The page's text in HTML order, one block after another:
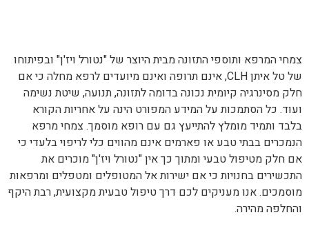
צמחי המרפא ותוספי התזונה מבית היוצר של "נטורל ויז'ן" ובפיתוחו
של טל איתן CLH, אינם תרופה ואינם מיועדים לרפא מחלה כי אם
חלק מסינרגיה קיומית נכונה בדומה לתזונה, תנועה, שיטת נשימה
ועוד. כל הסתמכות על המידע המפורט הינה על אחריות הקורא
בלבד ותמיד מומלץ להתייעץ גם עם רופא מוסמך. צמחי מרפא
הנמכרים בבתי טבע או פארמים אינם מהווים כלי לריפוי בלעדי כי
אם חלק מטיפול טבעי ומתוך כך אין "נטורל ויז'ן" מוכרים את
התכשירים בחנויות כי אם ישירות אל המטופלים ומטפלים ומרפאות
מוסמכים. אנו מעניקים לכם דרך טיפול טבעית מקצועית, רבת היקף
והחלפה מהירה.